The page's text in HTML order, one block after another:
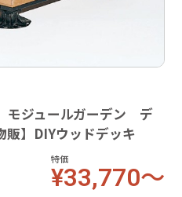
ジュールガーデン デ
】DIYウッドデッキ
特価
¥33,770～